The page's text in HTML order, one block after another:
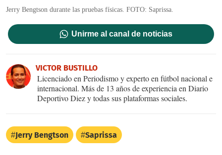
Jerry Bengtson durante las pruebas físicas. FOTO: Saprissa.
Unirme al canal de noticias
VICTOR BUSTILLO
Licenciado en Periodismo y experto en fútbol nacional e
internacional. Más de 13 años de experiencia en Diario
Deportivo Diez y todas sus plataformas sociales.
Jerry Bengtson Saprissa